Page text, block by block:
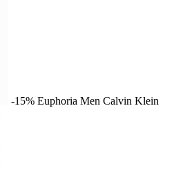
-15% Euphoria Men Calvin Klein